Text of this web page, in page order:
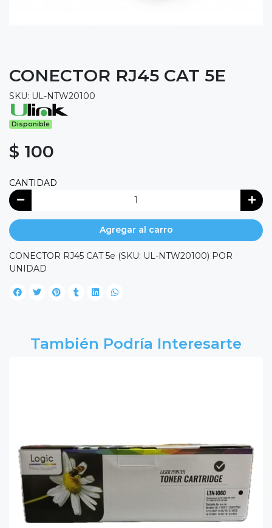
CONECTOR RJ45 CAT 5E
SKU: UL-NTW20100
Disponible
$ 100
CANTIDAD
Agregar al carro
CONECTOR RJ45 CAT 5e (SKU: UL-NTW20100) POR
UNIDAD
También Podría Interesarte